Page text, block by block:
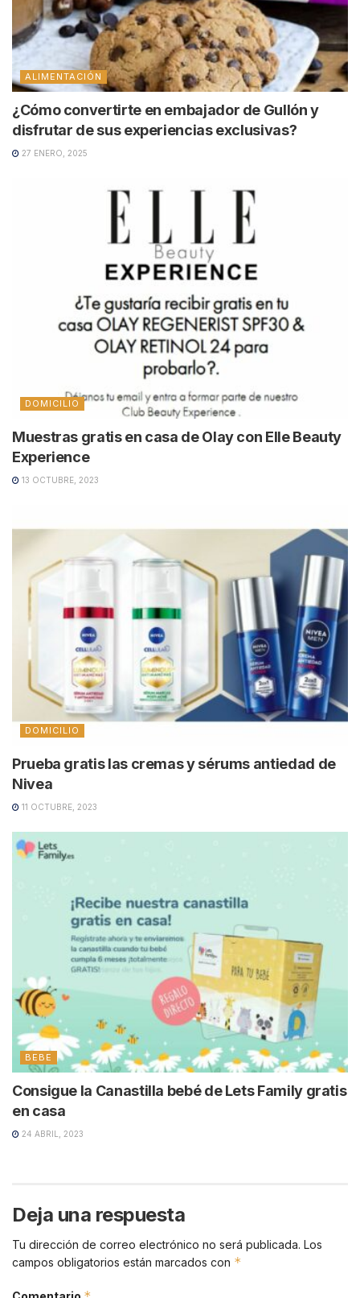
ALIMENTACIÓN
¿Cómo convertirte en embajador de Gullón y
disfrutar de sus experiencias exclusivas?
27 ENERO, 2025
DOMICILIO
Muestras gratis en casa de Olay con Elle Beauty
Experience
13 OCTUBRE, 2023
DOMICILIO
Prueba gratis las cremas y sérums antiedad de
Nivea
11 OCTUBRE, 2023
BEBE
Consigue la Canastilla bebé de Lets Family gratis
en casa
24 ABRIL, 2023
Deja una respuesta
Tu dirección de correo electrónico no será publicada. Los
campos obligatorios están marcados con *